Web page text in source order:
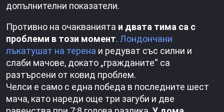
допълнителни показатели.
Противно на очакванията и двата тима са с
проблеми в този момент. Лондончани
лъкатушат на терена и редуват със силни и
слаби мачове, докато „гражданите“ са
разтърсени от ковид проблем.
Челси е само с една победа в последните шест
мача, като нареди още три загуби и две